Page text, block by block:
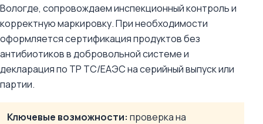
Вологде, сопровождаем инспекционный контроль и
корректную маркировку. При необходимости
оформляется сертификация продуктов без
антибиотиков в добровольной системе и
декларация по ТР ТС/ЕАЭС на серийный выпуск или
партии.
Ключевые возможности: проверка на